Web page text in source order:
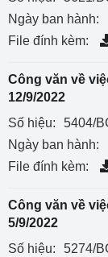
Ngày ban hành:
File đính kèm:
Công văn về
12/9/2022
Số hiệu:
5404/
Ngày ban hành:
File đính kèm:
Công văn về
5/9/2022
Số hiệu:
5274/